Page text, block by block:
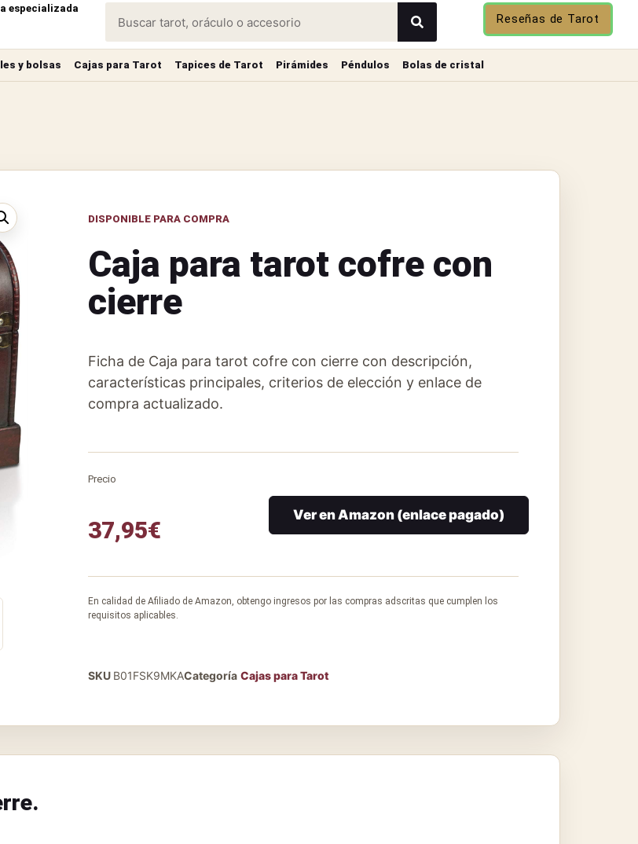
especializada
Reseñas de Tarot
y bolsas Cajas para Tarot Tapices de Tarot Pirámides Péndulos Bolas de cristal
DISPONIBLE PARA COMPRA
Caja para tarot cofre con
cierre
Ficha de Caja para tarot cofre con cierre con descripción,
características principales, criterios de elección y enlace de
compra actualizado.
Precio
37,95€
Ver en Amazon (enlace pagado)
En calidad de Afiliado de Amazon, obtengo ingresos por las compras adscritas que cumplen los
requisitos aplicables.
SKU B01FSK9MKACategoría Cajas para Tarot